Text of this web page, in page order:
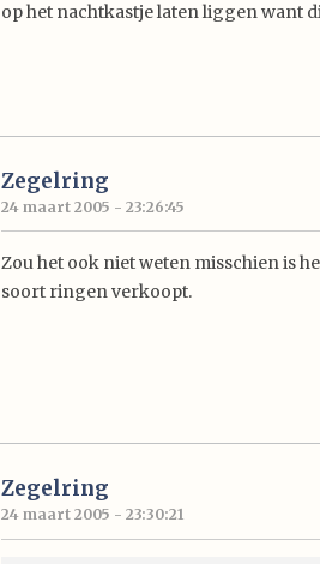
op het nachtkastje laten liggen want
Zegelring
24 maart 2005 - 23:26:45
Zou het ook niet weten misschien is
soort ringen verkoopt.
Zegelring
24 maart 2005 - 23:30:21